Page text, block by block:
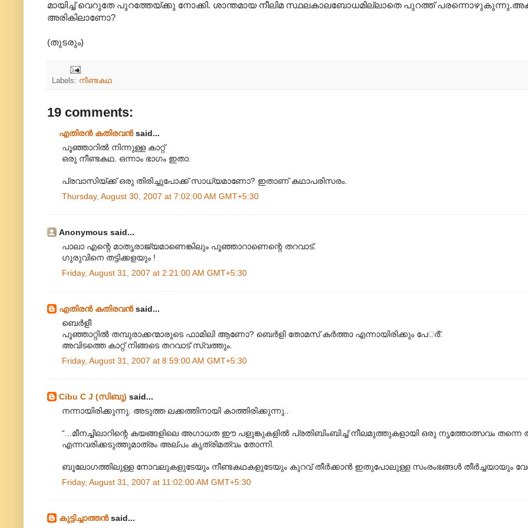
മായിച്ച് വെറുതേ പുറത്തേയ്ക്കു നോക്കി. ശാന്തമായ നീലിമ സ്ഥലകാലബോധമില്ലാതെ പുറത്ത്
അരികിലാണോ?
(തുടരും)
Labels: നീണ്ടകഥ
19 comments:
എതിരന്‍ കതിരവന്‍said...
പൂഞ്ഞാറില്‍ നിന്നുള്ള കാറ്റ്
ഒരു നീണ്ടകഥ. ഒന്നാം ഭാഗം ഇതാ.
പ്രവാസിയ്ക്ക് ഒരു തിരിച്ചുപോക്ക് സാധ്യമാണോ? ഇതാണ് കഥാപരിസരം.
Thursday, August 30, 2007 at 7:02:00 AM GMT+5:30
Anonymous said...
പാലാ എന്റെ മാതൃരാജ്യമാണെങ്കിലും പൂഞ്ഞാറാണെന്റെ തറവാട്.
ഗുരുവിനെ തട്ടിക്കളയും !
Friday, August 31, 2007 at 2:21:00 AM GMT+5:30
എതിരന്‍ കതിരവന്‍said...
ബെര്‍ളീ
പൂഞ്ഞാറ്റില്‍ തമ്പുരാക്കന്മാരുടെ ഫാമിലി ആണോ? ബെര്‍ളി തോമസ് കര്‍ത്താ എന്നായിരിക്കും പേര്‍്.
അവിടത്തെ കാറ്റ് നിങ്ങടെ തറവാട് സ്വത്തും.
Friday, August 31, 2007 at 8:59:00 AM GMT+5:30
Cibu C J (സിബു) said...
നന്നായിരിക്കുന്നു. അടുത്ത ലക്കത്തിനായി കാത്തിരിക്കുന്നു..
“...മീനച്ചിലാറിന്റെ കയങ്ങളിലെ അഗാധത ഈ പളുങ്കുകളില്‍ പ്രതിബിംബിച്ച് നീലമുത്തുകളായി ഒരു നൃത്തോത്സവം തന്നെ
എന്നവരിക്കടുത്തുമാത്രം അല്പം കൃത്രിമത്വം തോന്നി.
ബൂലോഗത്തിലുള്ള നോവലുകളുടേയും നീണ്ടകഥകളുടേയും കുറവ്‌ തീര്‍ക്കാന്‍ ഇതുപോലുള്ള സംരംഭങ്ങള്‍ തീര്‍ച്ചയായും
Friday, August 31, 2007 at 11:02:00 AM GMT+5:30
കുട്ടിച്ചാത്തന്‍said...